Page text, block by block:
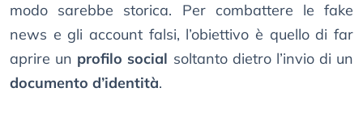
modo sarebbe storica. Per combattere le fake
news e gli account falsi, l’obiettivo è quello di far
aprire un profilo social soltanto dietro l’invio di un
documento d’identità.